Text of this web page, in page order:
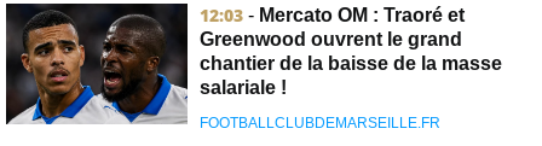
12:03 - Mercato OM : Traoré et
Greenwood ouvrent le grand
chantier de la baisse de la masse
salariale !
FOOTBALLCLUBDEMARSEILLE.FR